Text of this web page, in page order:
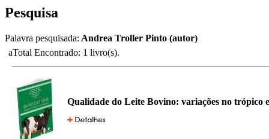
Pesquisa
Palavra pesquisada: Andrea Troller Pinto (autor)
aTotal Encontrado: 1 livro(s).
Qualidade do Leite Bovino: variações no trópico